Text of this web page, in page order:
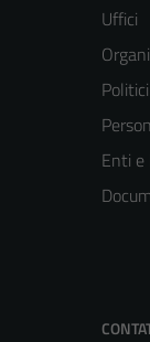
Uffici
Politici
Enti e